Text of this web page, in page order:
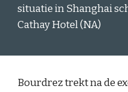
situatie in Shanghai
Cathay Hotel (NA)
Bourdrez trekt na de